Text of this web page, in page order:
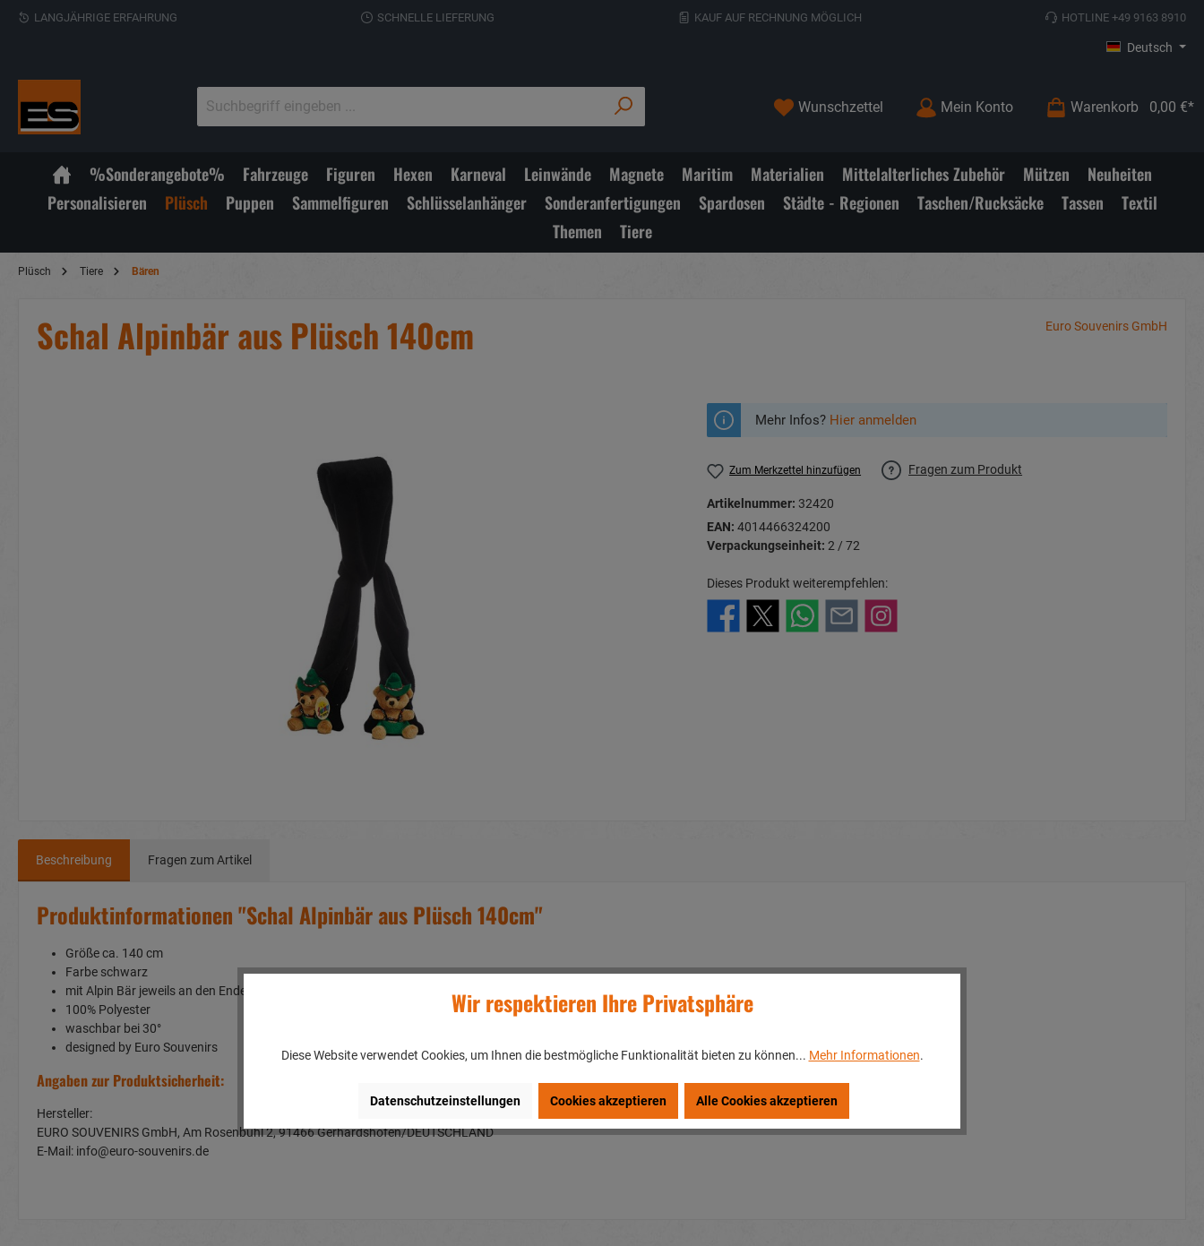
LANGJÄHRIGE ERFAHRUNG SCHNELLE LIEFERUNG KAUF AUF RECHNUNG MÖGLICH HOTLINE +49 9163 8910
Deutsch
Wunschzettel Mein Konto Warenkorb 0,00 €*
%Sonderangebote% Fahrzeuge Figuren Hexen Karneval Leinwände Magnete Maritim Materialien Mittelalterliches Zubehör Mützen
Neuheiten
Personalisieren
Plüsch Puppen Sammelfiguren Schlüsselanhänger Sonderanfertigungen Spardosen Städte - Regionen Taschen/Rucksäcke Tassen
Textil
Themen
Tiere
Plüsch Tiere Bären
Schal Alpinbär aus Plüsch 140cm Euro Souvenirs GmbH
Mehr Infos? Hier anmelden
Zum Merkzettel hinzufügen Fragen zum Produkt
Artikelnummer: 32420
EAN: 4014466324200
Verpackungseinheit: 2 / 72
Dieses Produkt weiterempfehlen:
Beschreibung Fragen zum Artikel
Produktinformationen "Schal Alpinbär aus Plüsch 140cm"
Größe ca. 140 cm
Farbe schwarz
mit Alpin Bär jeweils an den Enden
100% Polyester
waschbar bei 30°
designed by Euro Souvenirs
Angaben zur Produktsicherheit:
Hersteller:
EURO SOUVENIRS GmbH, Am Rosenbühl 2, 91466 Gerhardshofen/DEUTSCHLAND
E-Mail: info@euro-souvenirs.de
Wir respektieren Ihre Privatsphäre
Diese Website verwendet Cookies, um Ihnen die bestmögliche Funktionalität bieten zu können... Mehr Informationen.
Datenschutzeinstellungen Cookies akzeptieren Alle Cookies akzeptieren